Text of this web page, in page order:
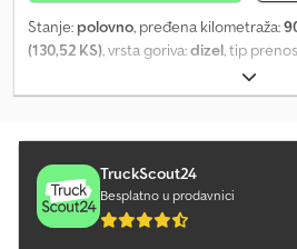
cm³ Brend: Renault Trucks KORISNE
304 cm x Š 204 cm x V 200 cm KORISNA
Dkodpfxov Nqdtj Akher SNAGA: 170 KS
Stanje: polovno, pređena kilometraža:
(130,52 KS), vrsta goriva:dizel, tip
, emisioni razred:
sedišta:2, Godina proizvodnje:2019,
TruckScout24
Besplatno u prodavnici